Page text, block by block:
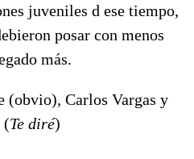
juveniles d ese tiempo,
posar con menos
más.
(obvio), Carlos Vargas y
(Te diré)